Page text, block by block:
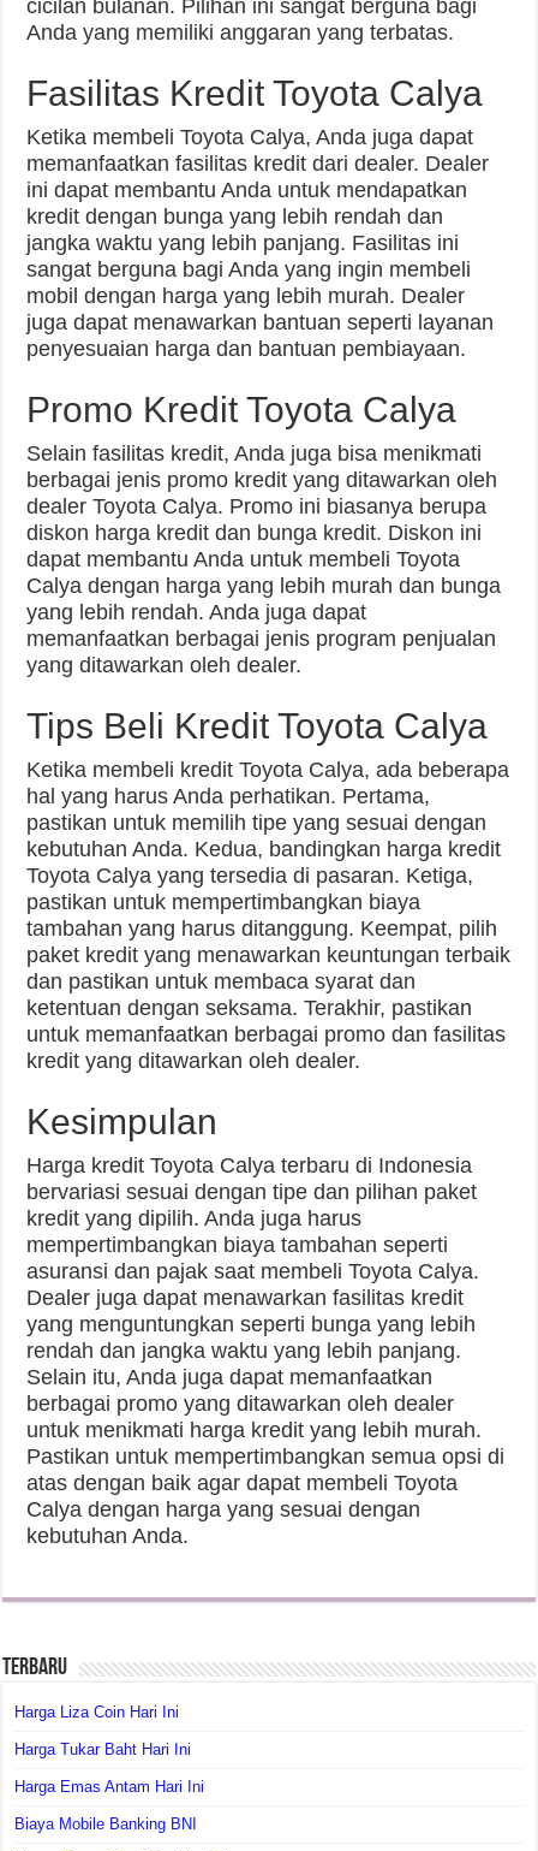
cicilan bulanan. Pilihan ini sangat berguna bagi
Anda yang memiliki anggaran yang terbatas.
Fasilitas Kredit Toyota Calya
Ketika membeli Toyota Calya, Anda juga dapat
memanfaatkan fasilitas kredit dari dealer. Dealer
ini dapat membantu Anda untuk mendapatkan
kredit dengan bunga yang lebih rendah dan
jangka waktu yang lebih panjang. Fasilitas ini
sangat berguna bagi Anda yang ingin membeli
mobil dengan harga yang lebih murah. Dealer
juga dapat menawarkan bantuan seperti layanan
penyesuaian harga dan bantuan pembiayaan.
Promo Kredit Toyota Calya
Selain fasilitas kredit, Anda juga bisa menikmati
berbagai jenis promo kredit yang ditawarkan oleh
dealer Toyota Calya. Promo ini biasanya berupa
diskon harga kredit dan bunga kredit. Diskon ini
dapat membantu Anda untuk membeli Toyota
Calya dengan harga yang lebih murah dan bunga
yang lebih rendah. Anda juga dapat
memanfaatkan berbagai jenis program penjualan
yang ditawarkan oleh dealer.
Tips Beli Kredit Toyota Calya
Ketika membeli kredit Toyota Calya, ada beberapa
hal yang harus Anda perhatikan. Pertama,
pastikan untuk memilih tipe yang sesuai dengan
kebutuhan Anda. Kedua, bandingkan harga kredit
Toyota Calya yang tersedia di pasaran. Ketiga,
pastikan untuk mempertimbangkan biaya
tambahan yang harus ditanggung. Keempat, pilih
paket kredit yang menawarkan keuntungan terbaik
dan pastikan untuk membaca syarat dan
ketentuan dengan seksama. Terakhir, pastikan
untuk memanfaatkan berbagai promo dan fasilitas
kredit yang ditawarkan oleh dealer.
Kesimpulan
Harga kredit Toyota Calya terbaru di Indonesia
bervariasi sesuai dengan tipe dan pilihan paket
kredit yang dipilih. Anda juga harus
mempertimbangkan biaya tambahan seperti
asuransi dan pajak saat membeli Toyota Calya.
Dealer juga dapat menawarkan fasilitas kredit
yang menguntungkan seperti bunga yang lebih
rendah dan jangka waktu yang lebih panjang.
Selain itu, Anda juga dapat memanfaatkan
berbagai promo yang ditawarkan oleh dealer
untuk menikmati harga kredit yang lebih murah.
Pastikan untuk mempertimbangkan semua opsi di
atas dengan baik agar dapat membeli Toyota
Calya dengan harga yang sesuai dengan
kebutuhan Anda.
Terbaru
Harga Liza Coin Hari Ini
Harga Tukar Baht Hari Ini
Harga Emas Antam Hari Ini
Biaya Mobile Banking BNI